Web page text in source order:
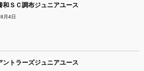
和ＳＣ調布ジュニアユース
月4日
ントラーズジュニアユース